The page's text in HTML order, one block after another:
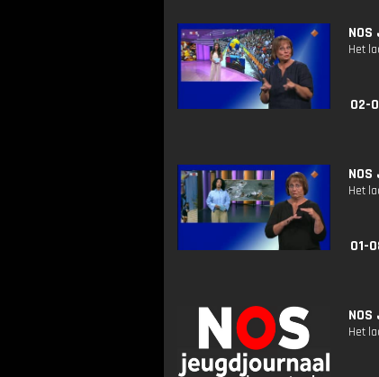
Het
02-
Het
01-
Het